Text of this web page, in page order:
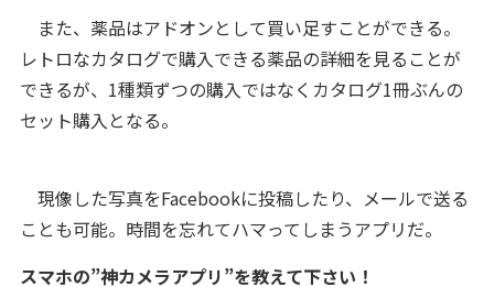
また、薬品はアドオンとして買い足すことができる。
レトロなカタログで購入できる薬品の詳細を見ることが
できるが、1種類ずつの購入ではなくカタログ1冊ぶんの
セット購入となる。
現像した写真をFacebookに投稿したり、メールで送る
ことも可能。時間を忘れてハマってしまうアプリだ。
スマホの”神カメラアプリ”を教えて下さい！